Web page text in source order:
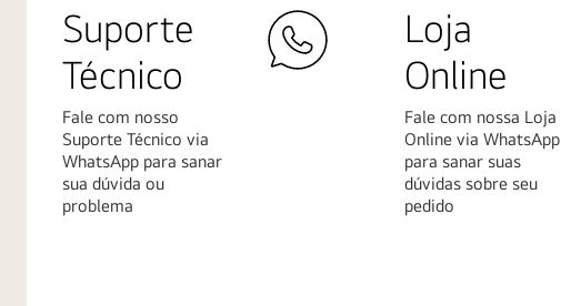
Suporte
Técnico
Fale com nosso
Suporte Técnico via
WhatsApp para sanar
sua dúvida ou
problema
Loja
Online
Fale com nossa Loja
Online via WhatsApp
para sanar suas
dúvidas sobre seu
pedido